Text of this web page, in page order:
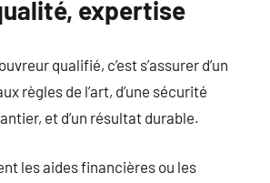
expertise
qualifié, c’est s’assurer d’un
règles de l’art, d’une sécurité
et d’un résultat durable.
les aides financières ou les